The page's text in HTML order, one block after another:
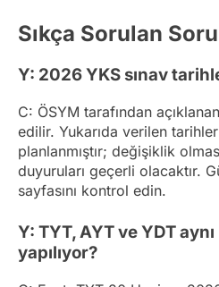
Sıkça Sorulan
Y: 2026 YKS sınav
C: ÖSYM tarafından
edilir. Yukarıda verilen
planlanmıştır; değişiklik
duyuruları geçerli olacaktır.
sayfasını kontrol edin.
Y: TYT, AYT ve YDT
yapılıyor?